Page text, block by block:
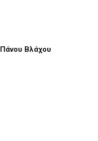
Πάνου Βλάχου